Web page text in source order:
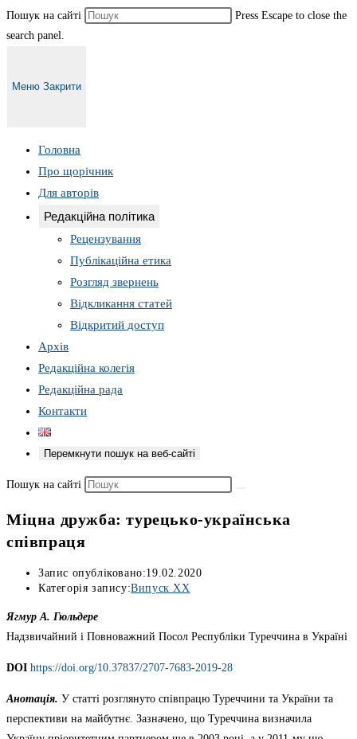
Пошук на сайті
Press Escape to close the
search panel.
Меню Закрити
Головна
Про щорічник
Для авторів
Редакційна політика
Рецензування
Публікаційна етика
Розгляд звернень
Відкликання статей
Відкритий доступ
Архів
Редакційна колегія
Редакційна рада
Контакти
Перемкнути пошук на веб-сайті
Пошук на сайті
Міцна дружба: турецько-українська
співпраця
Запис опубліковано:19.02.2020
Категорія запису:Випуск XX
Ягмур А. Гюльдере
Надзвичайний і Повноважний Посол Республіки Туреччина в Україні
DOI https://doi.org/10.37837/2707-7683-2019-28
Анотація. У статті розглянуто співпрацю Туреччини та України та
перспективи на майбутнє. Зазначено, що Туреччина визначила